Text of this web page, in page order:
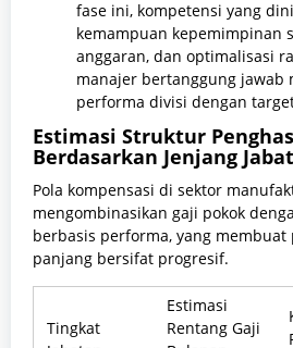
fase ini, kompetensi yang
kemampuan kepemimpinan
anggaran, dan optimalisasi
manajer bertanggung jawab
performa divisi dengan
Estimasi Struktur
Berdasarkan Jenjang
Pola kompensasi di sektor
mengombinasikan gaji pokok
berbasis performa, yang membuat
panjang bersifat progresif.
Tingkat
Estimasi
Rentang Gaji